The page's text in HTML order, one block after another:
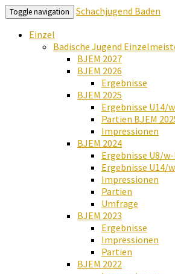
Toggle navigation
Schachjugend Baden
Einzel
Badische Jugend
BJEM 2027
BJEM 2026
Ergebnisse
BJEM 2025
Ergebnisse U14/
Partien BJEM
Impressionen
BJEM 2024
Ergebnisse U8/
Ergebnisse U14/
Impressionen
Partien
Umfrage
BJEM 2023
Ergebnisse
Impressionen
Partien
BJEM 2022